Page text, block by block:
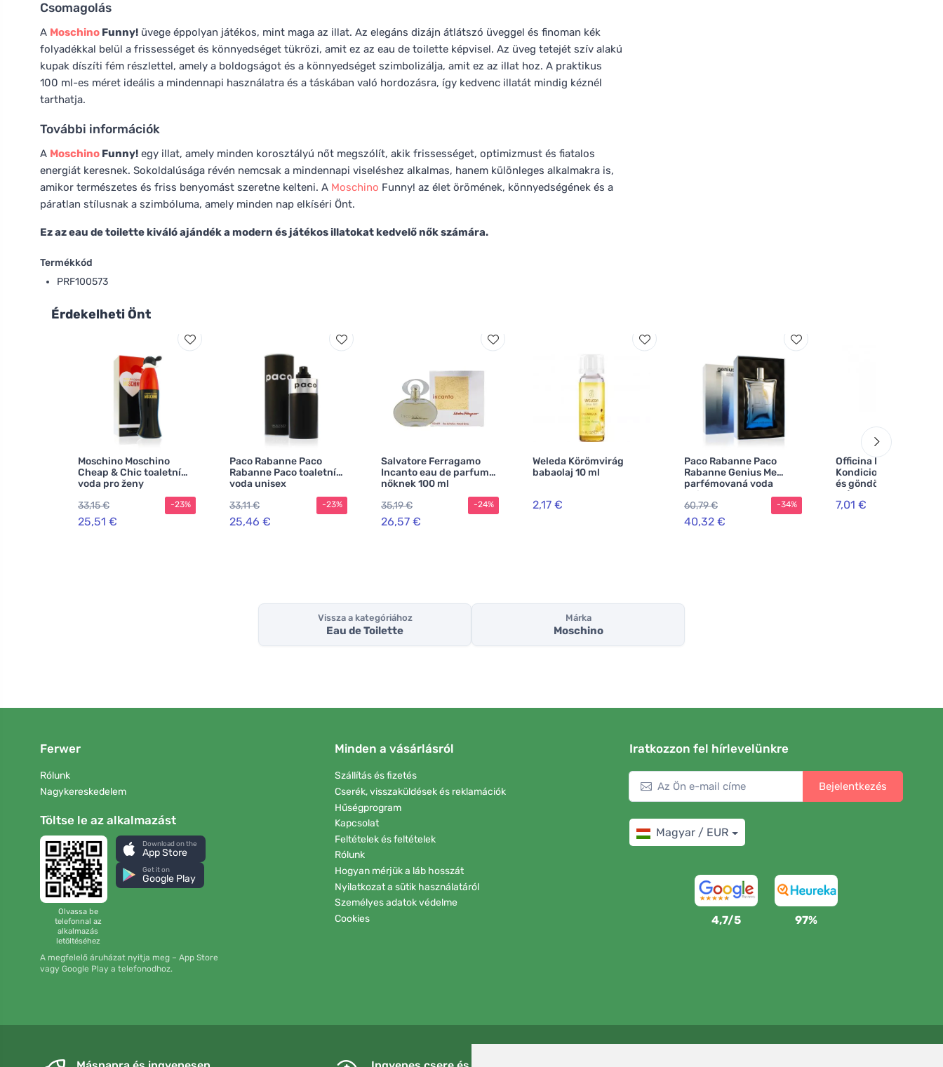
Csomagolás
A Moschino Funny! üvege éppolyan játékos, mint maga az illat. Az elegáns dizájn átlátszó üveggel és finoman kék
folyadékkal belül a frissességet és könnyedséget tükrözi, amit ez az eau de toilette képvisel. Az üveg tetejét szív alakú
kupak díszíti fém részlettel, amely a boldogságot és a könnyedséget szimbolizálja, amit ez az illat hoz. A praktikus
100 ml-es méret ideális a mindennapi használatra és a táskában való hordozásra, így kedvenc illatát mindig kéznél
tarthatja.
További információk
A Moschino Funny! egy illat, amely minden korosztályú nőt megszólít, akik frissességet, optimizmust és fiatalos
energiát keresnek. Sokoldalúsága révén nemcsak a mindennapi viseléshez alkalmas, hanem különleges alkalmakra is,
amikor természetes és friss benyomást szeretne kelteni. A Moschino Funny! az élet örömének, könnyedségének és a
páratlan stílusnak a szimbóluma, amely minden nap elkíséri Önt.
Ez az eau de toilette kiváló ajándék a modern és játékos illatokat kedvelő nők számára.
Termékkód
PRF100573
Érdekelheti Önt
Moschino Moschino
Cheap & Chic toaletní
voda pro ženy
33,15 €
25,51 €
-23%
Paco Rabanne Paco
Rabanne Paco toaletní
voda unisex
33,11 €
25,46 €
-23%
Salvatore Ferragamo
Incanto eau de parfum
nőknek 100 ml
35,19 €
26,57 €
-24%
Weleda Körömvirág
babaolaj 10 ml
2,17 €
Paco Rabanne Paco
Rabanne Genius Me
parfémovaná voda
unisex
60,79 €
40,32 €
-34%
Officina Naturae
Kondicionáló hullámos
és göndör hajra BIO
ml)
7,01 €
Vissza a kategóriához
Eau de Toilette
Márka
Moschino
Ferwer
Rólunk
Nagykereskedelem
Töltse le az alkalmazást
Olvassa be
telefonnal az
alkalmazás
letöltéséhez
Download on the
App Store
Get it on
Google Play
A megfelelő áruházat nyitja meg – App Store
vagy Google Play a telefonodhoz.
Minden a vásárlásról
Szállítás és fizetés
Cserék, visszaküldések és reklamációk
Hűségprogram
Kapcsolat
Feltételek és feltételek
Rólunk
Hogyan mérjük a láb hosszát
Nyilatkozat a sütik használatáról
Személyes adatok védelme
Cookies
Iratkozzon fel hírlevelünkre
Bejelentkezés
Magyar / EUR
4,7/5 97%